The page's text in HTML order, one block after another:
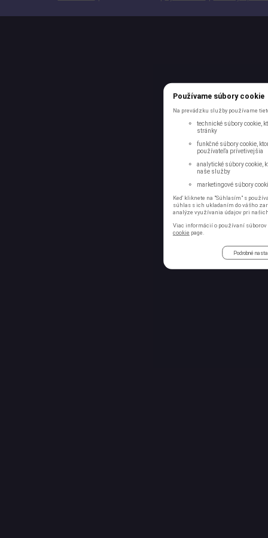
Používame súbory cookie
Na prevádzku služby používame
technické súbory cookie,
stránky
funkčné súbory cookie,
používateľa prívetivejšia
analytické súbory cookie,
naše služby
marketingové súbory
Keď kliknete na "Súhlasím" s
súhlas s ich ukladaním do vášho
analýze využívania údajov pri
Viac informácií o používaní
cookie page.
Podrobné